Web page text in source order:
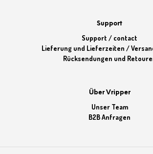
Support
Support / contact
Lieferung und Lieferzeiten /
Rücksendungen und
Über Vripper
Unser Team
B2B Anfragen